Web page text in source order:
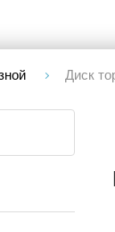
Диск